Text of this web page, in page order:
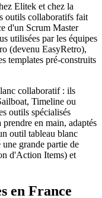
Elitek et chez la
outils collaboratifs fait
d'un Scrum Master
utilisées par les équipes
(devenu EasyRetro),
templates pré-construits
collaboratif : ils
Timeline ou
outils spécialisés
en main, adaptés
outil tableau blanc
grande partie de
d'Action Items) et
en France